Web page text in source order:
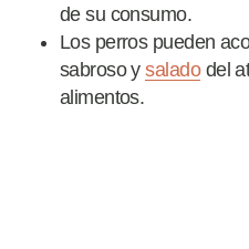
de su consumo.
Los perros pueden
sabroso ysaladodel
alimentos.